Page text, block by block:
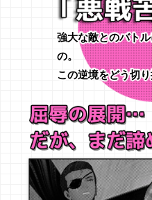
強大な敵とのバト
の。
この逆境をどう切